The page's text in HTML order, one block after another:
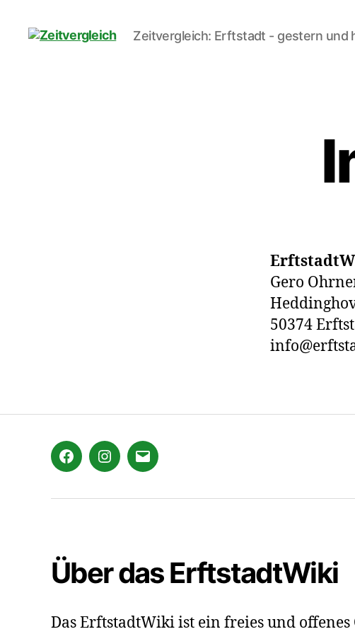
Zeitvergleich: Erftstadt - gestern und
Gero
50374
FacebookInstagram
E-
Über das ErftstadtWiki
Das ErftstadtWiki ist ein freies und